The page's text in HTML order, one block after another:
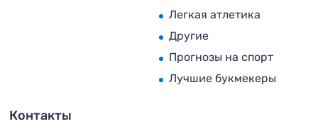
Легкая атлетика
Другие
Прогнозы на спорт
Лучшие букмекеры
Контакты